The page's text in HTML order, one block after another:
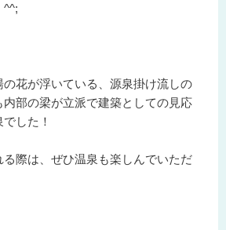
^^;
花が浮いている、源泉掛け流しの
部の梁が立派で建築としての見応
した！
際は、ぜひ温泉も楽しんでいただ